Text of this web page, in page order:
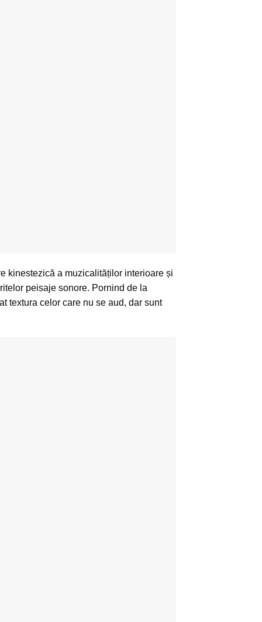
kinestezică a muzicalităților interioare și
peisaje sonore. Pornind de la
textura celor care nu se aud, dar sunt